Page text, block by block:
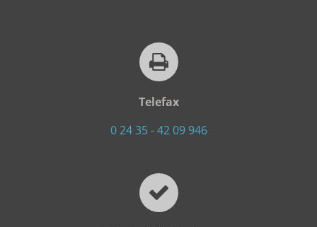
Telefax
0 24 35 - 42 09 946